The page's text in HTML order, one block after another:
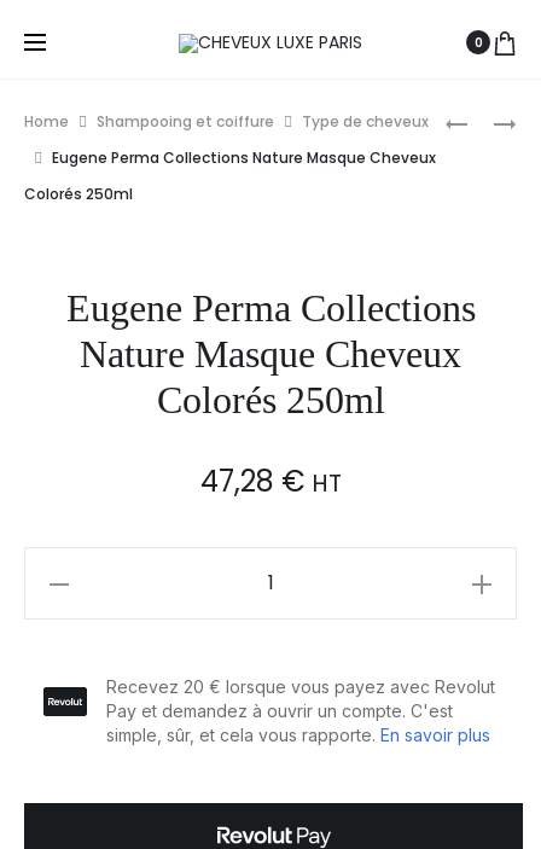
0
EUGENE
1
EUGENE
COLORÉS
Home Shampooing et coiffure
Type de cheveux
Eugene Perma Collections Nature Masque Cheveux
Colorés 250ml
Eugene Perma Collections
Nature Masque Cheveux
Colorés 250ml
47,28 € HT
Masque
Cheveux
250ml